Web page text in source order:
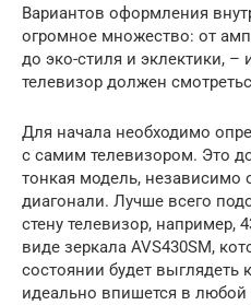
Вариантов оформления
огромное множество: от
до эко-стиля и эклектики,
телевизор должен
Для начала необходимо
с самим телевизором. Это
тонкая модель, независимо
диагонали. Лучше всего
стену телевизор,
виде зеркала AVS430SM,
состоянии будет выглядеть
идеально впишется в любой